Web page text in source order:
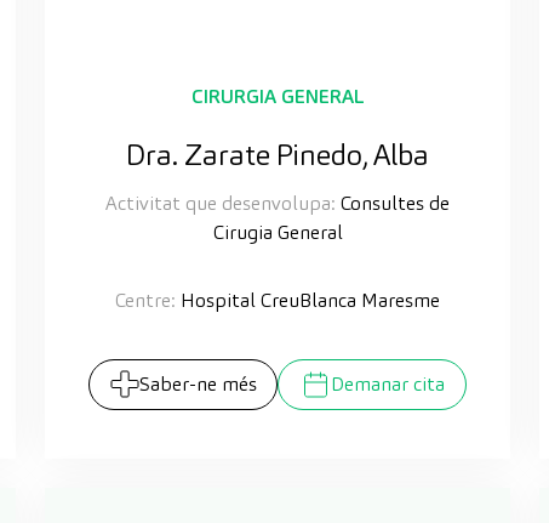
CIRURGIA GENERAL
Dra. Zarate Pinedo, Alba
Activitat que desenvolupa: Consultes de
Cirugia General
Centre: Hospital CreuBlanca Maresme
Saber-ne més Demanar cita